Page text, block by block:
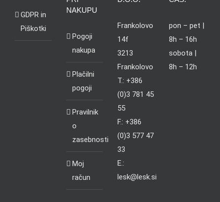
GDPR in
Piškotki
NAKUPU
Pogoji
nakupa
Plačilni
pogoji
Pravilnik
o
zasebnosti
Moj
račun
Frankolovo
14f
3213
Frankolovo
T.: +386
(0)3 781 45
55
F.: +386
(0)3 577 47
33
E.:
lesk@lesk.si
pon – pet |
8h – 16h
sobota |
8h – 12h